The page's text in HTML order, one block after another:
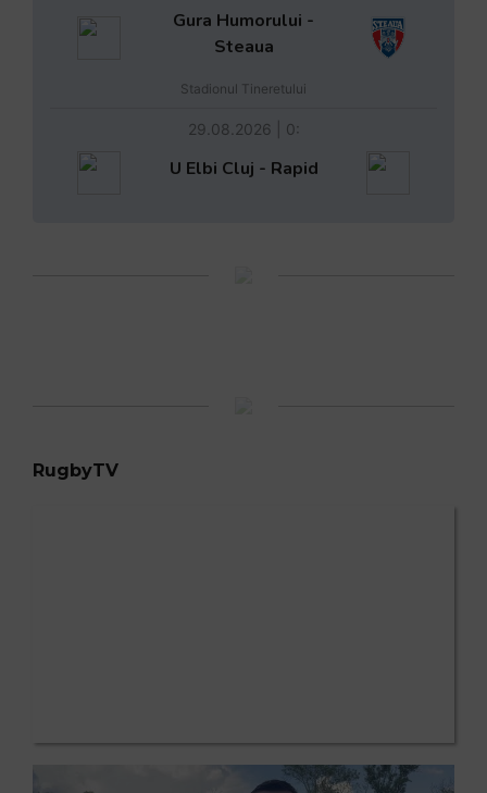
Gura Humorului -
Steaua
Stadionul Tineretului
29.08.2026 | 0:
U Elbi Cluj - Rapid
RugbyTV